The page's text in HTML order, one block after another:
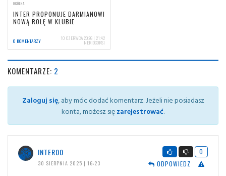
OGÓLNA
INTER PROPONUJE DARMIANOWI
NOWĄ ROLĘ W KLUBIE
0 KOMENTARZY 10 CZERWCA 2026 | 21:42
NERIOCORSI
KOMENTARZE: 2
Zaloguj się, aby móc dodać komentarz. Jeżeli nie posiadasz
konta, możesz sięzarejestrować.
INTER00
30 SIERPNIA 2025 | 16:23
0
ODPOWIEDZ